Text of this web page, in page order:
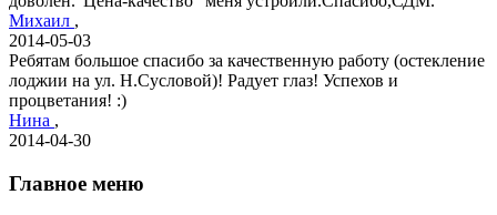
Михаил ,
2014-05-03
Ребятам большое спасибо за качественную работу (остекление
лоджии на ул. Н.Сусловой)! Радует глаз! Успехов и
процветания! :)
Нина ,
2014-04-30
Главное меню